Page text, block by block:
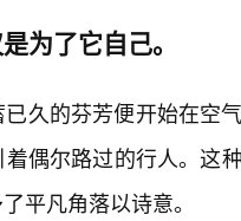
为了它自己。
久的芬芳便开始在空
偶尔路过的行人。这
平凡角落以诗意。